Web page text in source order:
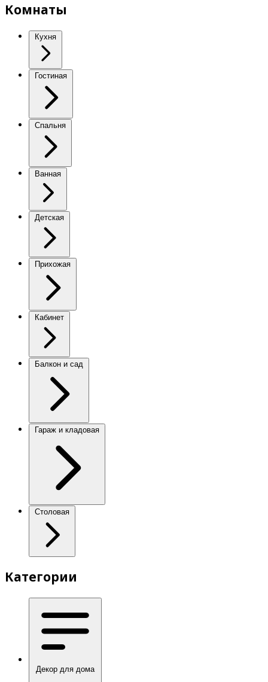
Комнаты
Кухня
Гостиная
Спальня
Ванная
Детская
Прихожая
Кабинет
Балкон и сад
Гараж и кладовая
Столовая
Категории
Декор для дома